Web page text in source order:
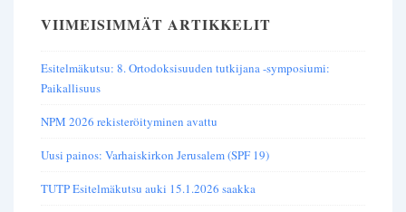
VIIMEISIMMÄT ARTIKKELIT
Esitelmäkutsu: 8. Ortodoksisuuden tutkijana -symposiumi:
Paikallisuus
NPM 2026 rekisteröityminen avattu
Uusi painos: Varhaiskirkon Jerusalem (SPF 19)
TUTP Esitelmäkutsu auki 15.1.2026 saakka